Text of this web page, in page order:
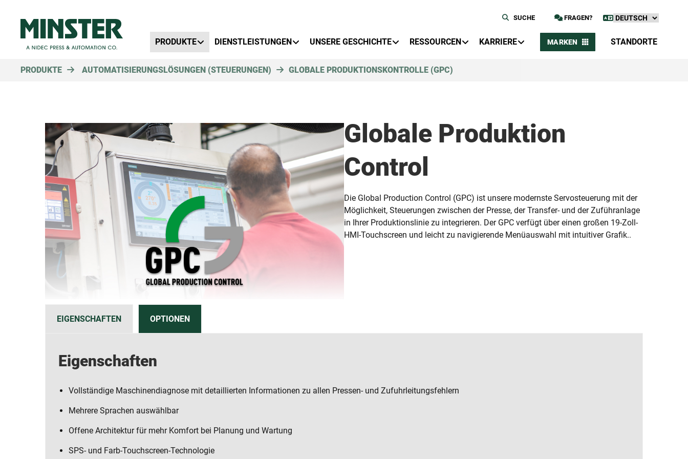
FRAGEN?
SUCHE
Primary Menu
PRODUKTE
DIENSTLEISTUNGEN UNSERE GESCHICHTE RESSOURCEN KARRIERE MARKEN STANDORTE
PRODUKTE AUTOMATISIERUNGSLÖSUNGEN (STEUERUNGEN) GLOBALE PRODUKTIONSKONTROLLE (GPC)
Globale Produktion
Control
Die Global Production Control (GPC) ist unsere modernste Servosteuerung mit der
Möglichkeit, Steuerungen zwischen der Presse, der Transfer- und der Zuführanlage
in Ihrer Produktionslinie zu integrieren. Der GPC verfügt über einen großen 19-Zoll-
HMI-Touchscreen und leicht zu navigierende Menüauswahl mit intuitiver Grafik..
EIGENSCHAFTEN OPTIONEN
Eigenschaften
Vollständige Maschinendiagnose mit detaillierten Informationen zu allen Pressen- und Zufuhrleitungsfehlern
Mehrere Sprachen auswählbar
Offene Architektur für mehr Komfort bei Planung und Wartung
SPS- und Farb-Touchscreen-Technologie